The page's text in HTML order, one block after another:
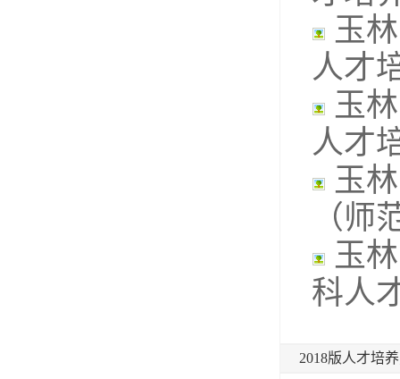
玉
人才
玉
人才
玉
（师
玉
科人
2018版人才培